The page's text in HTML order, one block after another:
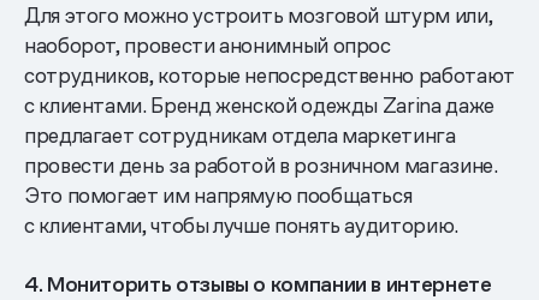
Для этого можно устроить мозговой штурм или,
наоборот, провести анонимный опрос
сотрудников, которые непосредственно работают
с клиентами. Бренд женской одежды Zarina даже
предлагает сотрудникам отдела маркетинга
провести день за работой в розничном магазине.
Это помогает им напрямую пообщаться
с клиентами, чтобы лучше понять аудиторию.
4. Мониторить отзывы о компании в интернете